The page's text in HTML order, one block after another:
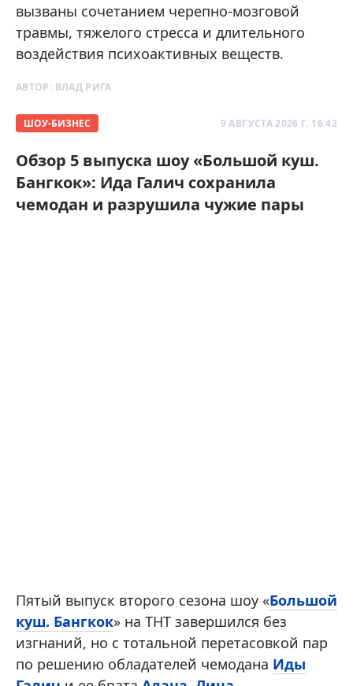
вызваны сочетанием черепно-мозговой
травмы, тяжелого стресса и длительного
воздействия психоактивных веществ.
АВТОР: ВЛАД РИГА
ШОУ-БИЗНЕС 9 АВГУСТА 2026 Г. 16:42
Обзор 5 выпуска шоу «Большой куш.
Бангкок»: Ида Галич сохранила
чемодан и разрушила чужие пары
Пятый выпуск второго сезона шоу «Большой
куш. Бангкок» на ТНТ завершился без
изгнаний, но с тотальной перетасовкой пар
по решению обладателей чемодана Иды